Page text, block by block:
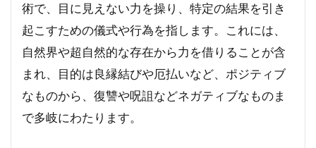
術で、目に見えない力を操り、特定の結果を引き
起こすための儀式や行為を指します。これには、
自然界や超自然的な存在から力を借りることが含
まれ、目的は良縁結びや厄払いなど、ポジティブ
なものから、復讐や呪詛などネガティブなものま
で多岐にわたります。